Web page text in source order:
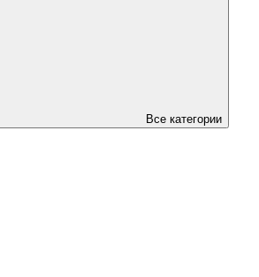
Все категории